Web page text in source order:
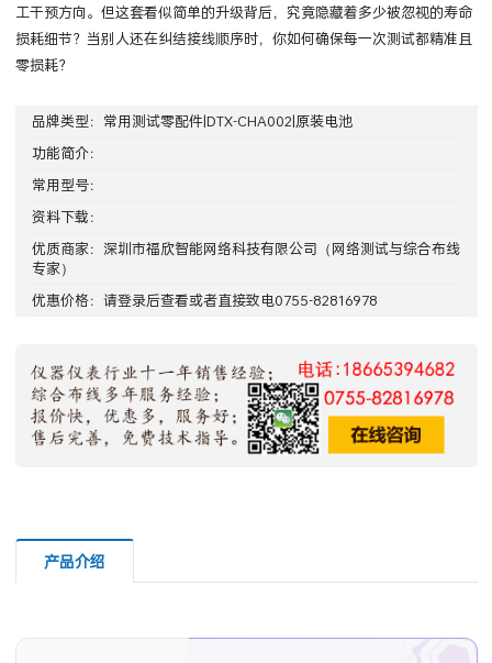
工干预方向。但这套看似简单的升级背后，究竟隐藏着多少被忽视的寿命
损耗细节？当别人还在纠结接线顺序时，你如何确保每一次测试都精准且
零损耗？
品牌类型： 常用测试零配件|DTX-CHA002|原装电池
功能简介：
常用型号：
资料下载：
优质商家： 深圳市福欣智能网络科技有限公司 （网络测试与综合布线
专家）
优惠价格：请登录后查看或者直接致电0755-82816978
产品介绍